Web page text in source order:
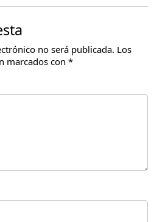
no será publicada. Los
marcados con *